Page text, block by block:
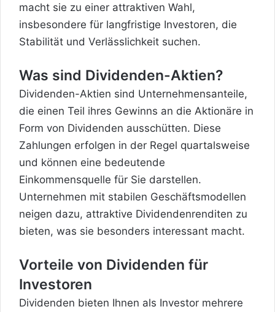
macht sie zu einer attraktiven Wahl,
insbesondere für langfristige Investoren, die
Stabilität und Verlässlichkeit suchen.
Was sind Dividenden-Aktien?
Dividenden-Aktien sind Unternehmensanteile,
die einen Teil ihres Gewinns an die Aktionäre in
Form von Dividenden ausschütten. Diese
Zahlungen erfolgen in der Regel quartalsweise
und können eine bedeutende
Einkommensquelle für Sie darstellen.
Unternehmen mit stabilen Geschäftsmodellen
neigen dazu, attraktive Dividendenrenditen zu
bieten, was sie besonders interessant macht.
Vorteile von Dividenden für
Investoren
Dividenden bieten Ihnen als Investor mehrere